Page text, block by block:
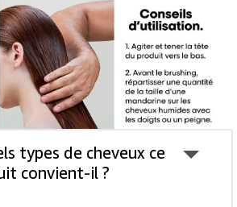
types de cheveux ce
convient-il ?